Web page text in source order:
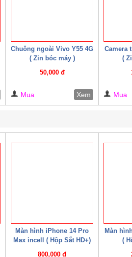
Chuông ngoài Vivo Y55 4G
( Zin bóc máy )
50,000 đ
Mua Xem
Camera
(
Mua
Màn hình iPhone 14 Pro
Max incell ( Hộp Sắt HD+)
800,000 đ
Màn
(